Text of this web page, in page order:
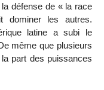
défense de « la race
dominer les autres.
latine a subi le
même que plusieurs
part des puissances